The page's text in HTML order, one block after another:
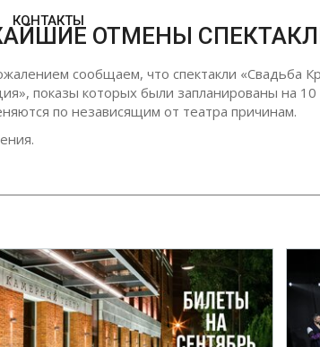
КОНТАКТЫ
ОТМЕНЫ
сообщаем, что спектакли «Свадьба
показы которых были запланированы на
по независящим от театра причинам.